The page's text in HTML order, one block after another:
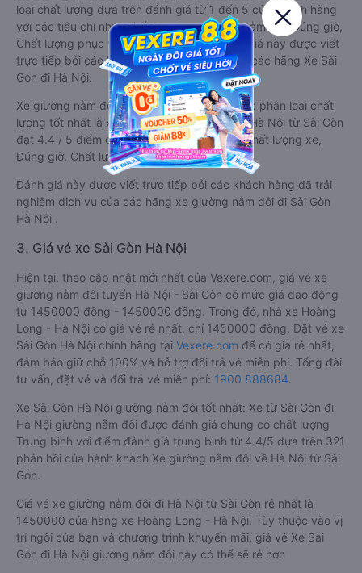
loại chất lượng dựa trên đánh giá từ 1 đến 5 của khách hàng
với các tiêu chí như: Chất lượng xe giường nằm đôi, Đúng giờ,
Chất lượng phục vụ trênVexere.com. Đánh giá này được viết
trực tiếp bởi các khách hàng đã trải nghiệm các hãng Xe Sài
Gòn đi Hà Nội.
Xe giường nằm đôi đi Hà Nội từ Sài Gòn được phân loại chất
lượng tốt nhất là xe Hoàng Long - Hà Nội đi Hà Nội từ Sài Gòn
đạt 4.4 / 5 điểm dựa trên các tiêu chí như: Chất lượng xe,
Đúng giờ, Chất lượng phục vụ.
Đánh giá này được viết trực tiếp bởi các khách hàng đã trải
nghiệm dịch vụ của các hãng xe giường nằm đôi đi Sài Gòn
Hà Nội .
3. Giá vé xe Sài Gòn Hà Nội
Hiện tại, theo cập nhật mới nhất của Vexere.com, giá vé xe
giường nằm đôi tuyến Hà Nội - Sài Gòn có mức giá dao động
từ 1450000 đồng - 1450000 đồng. Trong đó, nhà xe Hoàng
Long - Hà Nội có giá vé rẻ nhất, chỉ 1450000 đồng. Đặt vé xe
Sài Gòn Hà Nội chính hãng tại Vexere.com để có giá rẻ nhất,
đảm bảo giữ chỗ 100% và hỗ trợ đổi trả vé miễn phí. Tổng đài
tư vấn, đặt vé và đổi trả vé miễn phí: 1900 888684.
Xe Sài Gòn Hà Nội giường nằm đôi tốt nhất: Xe từ Sài Gòn đi
Hà Nội giường nằm đôi được đánh giá chung có chất lượng
Trung bình với điểm đánh giá trung bình từ 4.4/5 dựa trên 321
phản hồi của hành khách Xe giường nằm đôi về Hà Nội từ Sài
Gòn.
Giá vé xe giường nằm đôi đi Hà Nội từ Sài Gòn rẻ nhất là
1450000 của hãng xe Hoàng Long - Hà Nội. Tùy thuộc vào vị
trí ngồi của bạn và chương trình khuyến mãi, giá vé Xe Sài
Gòn đi Hà Nội giường nằm đôi này có thể sẽ rẻ hơn